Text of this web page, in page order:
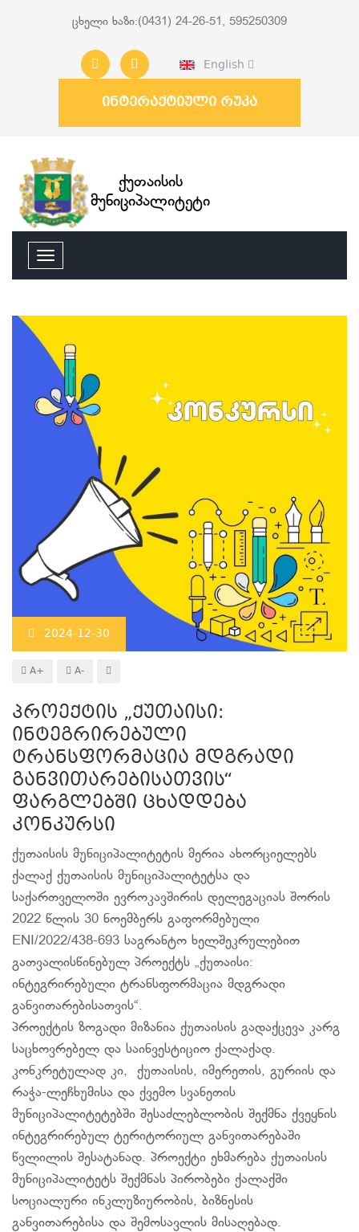
ცხელი ხაზი:(0431) 24-26-51, 595250309
English
ინტერაქტიული რუკა
ქუთაისის
მუნიციპალიტეტი
2024-12-30
A+ A-
პროექტის „ქუთაისი:
ინტეგრირებული
ტრანსფორმაცია მდგრადი
განვითარებისათვის“
ფარგლებში ცხადდება
კონკურსი
ქუთაისის მუნიციპალიტეტის მერია ახორციელებს
ქალაქ ქუთაისის მუნიციპალიტეტსა და
საქართველოში ევროკავშირის დელეგაციას შორის
2022 წლის 30 ნოემბერს გაფორმებული
ENI/2022/438-693 საგრანტო ხელშეკრულებით
გათვალისწინებულ პროექტს „ქუთაისი:
ინტეგრირებული ტრანსფორმაცია მდგრადი
განვითარებისათვის“.
პროექტის ზოგადი მიზანია ქუთაისის გადაქცევა კარგ
საცხოვრებელ და საინვესტიციო ქალაქად.
კონკრეტულად კი, ქუთაისის, იმერეთის, გურიის და
რაჭა-ლეჩხუმისა და ქვემო სვანეთის
მუნიციპალიტეტებში შესაძლებლობის შექმნა ქვეყნის
ინტეგრირებულ ტერიტორიულ განვითარებაში
წვლილის შესატანად. პროექტი ეხმარება ქუთაისის
მუნიციპალიტეტს შექმნას პირობები ქალაქში
სოციალური ინკლუზიურობის, ბიზნესის
განვითარებისა და შემოსავლის მისაღებად.